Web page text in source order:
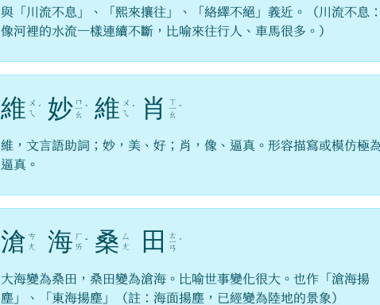
與「川流不息」、「熙來攘往」、「絡繹不絕」義近。（川流不息
像河裡的水流一樣連續不斷，比喻來往行人、車馬很多。）
維 ㄨ
ㄟ
ˊ 妙 ㄇ
ㄧ
ㄠ
ˋ 維 ㄨ
ㄟ
ˊ 肖 ㄒ
ㄧ
ㄠ
ˋ
維，文言語助詞；妙，美、好；肖，像、逼真。形容描寫或模仿極
逼真。
滄 ㄘ
ㄤ
海 ㄏ
ㄞ ˇ 桑 ㄙ
ㄤ
田 ㄊ
ㄧ
ㄢ
ˊ
大海變為桑田，桑田變為滄海。比喻世事變化很大。也作「滄海揚
塵」、「東海揚塵」（註：海面揚塵，已經變為陸地的景象）